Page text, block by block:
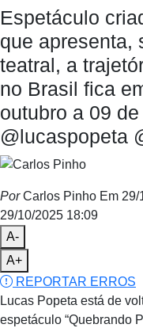
Espetáculo
que apresenta,
teatral, a
no Brasil fica
outubro a 09
@lucaspopeta
PorCarlos Pinho Em
29/10/2025 18:09
A-
A+
REPORTAR ERROS
Lucas Popeta está de
espetáculo “Quebrando